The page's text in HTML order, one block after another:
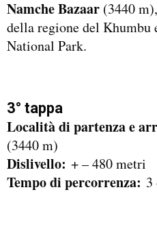
Namche Bazaar (3440
della regione del Khumbu
National Park.
3° tappa
Località di partenza e
(3440 m)
Dislivello: + – 480 metri
Tempo di percorrenza: 3